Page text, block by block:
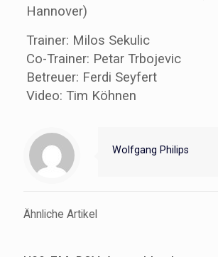
Hannover)
Trainer: Milos Sekulic
Co-Trainer: Petar Trbojevic
Betreuer: Ferdi Seyfert
Video: Tim Köhnen
Wolfgang Philips
Ähnliche Artikel